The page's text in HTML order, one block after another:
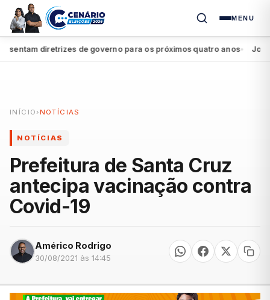
MENU
diretrizes de governo para os próximos quatro anos● João
INÍCIO › NOTÍCIAS
NOTÍCIAS
Prefeitura de Santa Cruz
antecipa vacinação contra
Covid-19
Américo Rodrigo
30/08/2021 às 14:45